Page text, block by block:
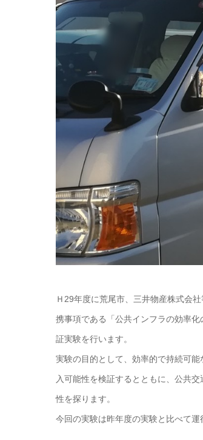
Ｈ29年度に荒尾市、三井物産株式会
携事項である「公共インフラの効率
証実験を行います。
実験の目的として、効率的で持続可
入可能性を検証するとともに、公共
性を探ります。
今回の実験は昨年度の実験と比べて運